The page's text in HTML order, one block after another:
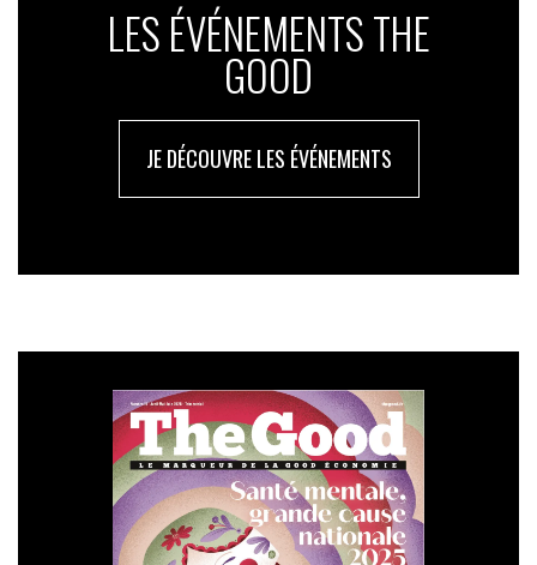
LES ÉVÉNEMENTS THE
GOOD
JE DÉCOUVRE LES ÉVÉNEMENTS